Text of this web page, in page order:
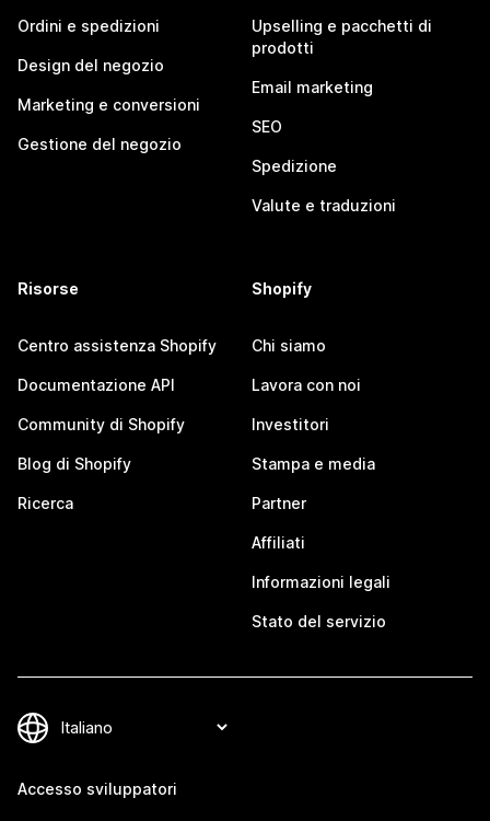
Ordini e spedizioni
Design del negozio
Marketing e conversioni
Gestione del negozio
Upselling e pacchetti di
prodotti
Email marketing
SEO
Spedizione
Valute e traduzioni
Risorse
Centro assistenza Shopify
Documentazione API
Community di Shopify
Blog di Shopify
Ricerca
Shopify
Chi siamo
Lavora con noi
Investitori
Stampa e media
Partner
Affiliati
Informazioni legali
Stato del servizio
Accesso sviluppatori